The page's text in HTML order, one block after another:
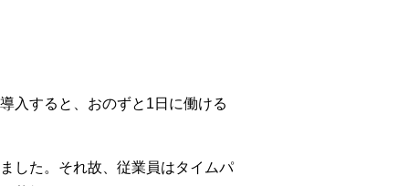
入すると、おのずと1日に働ける
した。それ故、従業員はタイムパ